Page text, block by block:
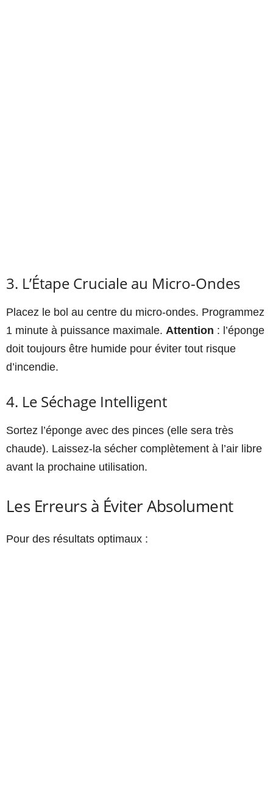
3. L’Étape Cruciale au Micro-Ondes
Placez le bol au centre du micro-ondes. Programmez
1 minute à puissance maximale. Attention : l’éponge
doit toujours être humide pour éviter tout risque
d’incendie.
4. Le Séchage Intelligent
Sortez l’éponge avec des pinces (elle sera très
chaude). Laissez-la sécher complètement à l’air libre
avant la prochaine utilisation.
Les Erreurs à Éviter Absolument
Pour des résultats optimaux :